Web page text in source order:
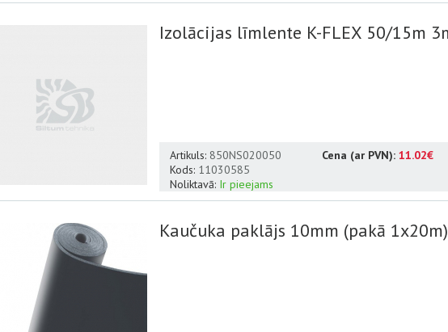
Izolācijas līmlente K-FLEX 50/15m
Cena (ar PVN): 11.02€
Artikuls: 850NS020050
Kods: 11030585
Noliktavā: Ir pieejams
Kaučuka paklājs 10mm (pakā